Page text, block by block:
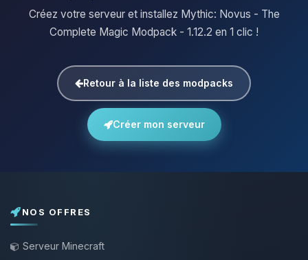
Créez votre serveur et installez Mythic: Novus - The
Complete Magic Modpack - 1.12.2 en 1 clic !
Retour à la liste des modpacks
Créer mon serveur
NOS OFFRES
Serveur Minecraft